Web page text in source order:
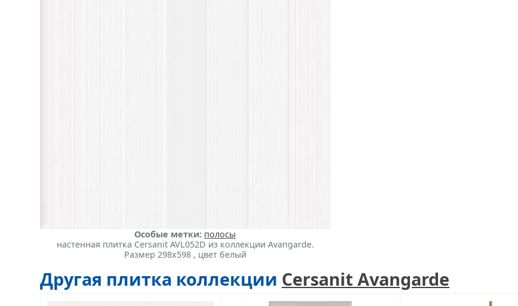
Особые метки: полосы
настенная плитка Cersanit AVL052D из коллекции Avangarde.
Размер 298x598 , цвет белый
Другая плитка коллекции Cersanit Avangarde